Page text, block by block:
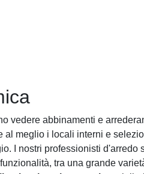
vedere abbinamenti e
al meglio i locali interni e
I nostri professionisti
tra una grande